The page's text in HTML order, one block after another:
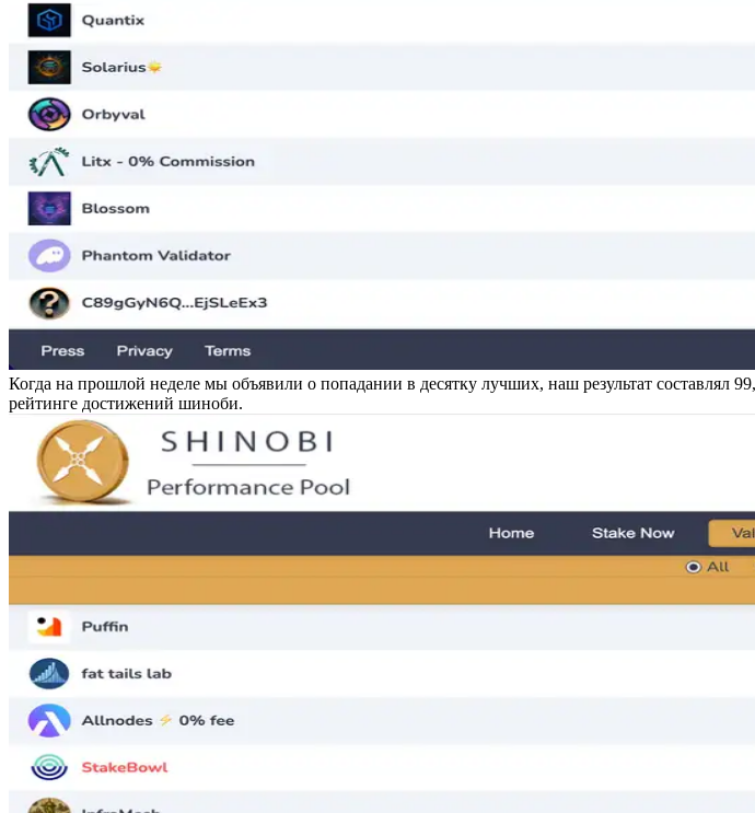
Когда на прошлой неделе мы объявили о попадании в десятку лучших, наш результат составлял
рейтинге достижений шиноби.